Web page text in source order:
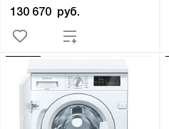
130 670 руб.